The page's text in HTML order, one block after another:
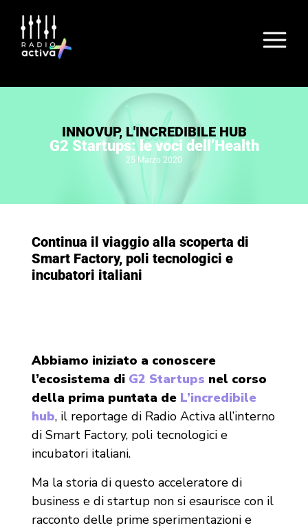
INNOVUP, L'INCREDIBILE HUB
G2 Startups: le voci dell’Health
25 Marzo 2020
Continua il viaggio alla scoperta di
Smart Factory, poli tecnologici e
incubatori italiani
Abbiamo iniziato a conoscere
l’ecosistema di G2 Startups nel corso
della prima puntata de L’incredibile
hub, il reportage di Radio Activa all’interno
di Smart Factory, poli tecnologici e
incubatori italiani.
Ma la storia di questo acceleratore di
business e di startup non si esaurisce con il
racconto delle prime sperimentazioni e